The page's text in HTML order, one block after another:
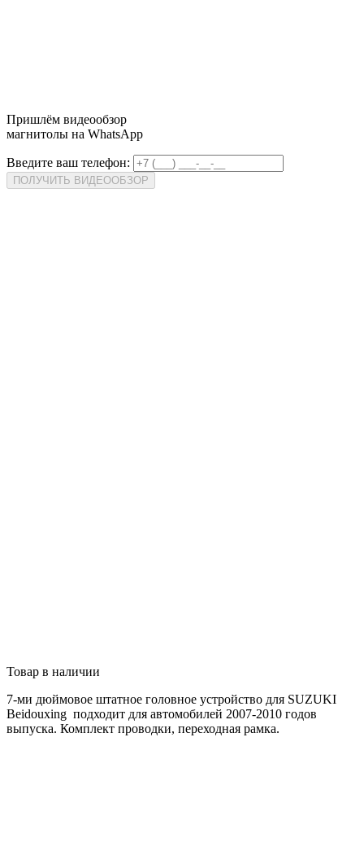
Пришлём видеообзор
магнитолы на WhatsApp
Введите ваш телефон:
ПОЛУЧИТЬ ВИДЕООБЗОР
Товар в наличии
7-ми дюймовое штатное головное устройство для SUZUKI
Beidouxing подходит для автомобилей 2007-2010 годов
выпуска. Комплект проводки, переходная рамка.